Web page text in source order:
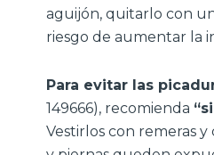
aguijón, quitarlo con
riesgo de aumentar la
Para evitar las
149666), recomienda
Vestirlos con remeras